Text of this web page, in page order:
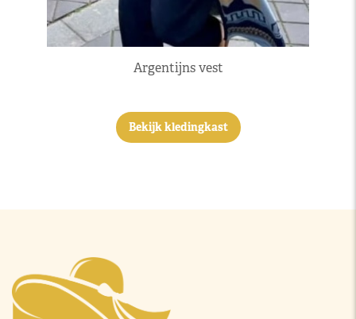
Argentijns vest
Bekijk kledingkast